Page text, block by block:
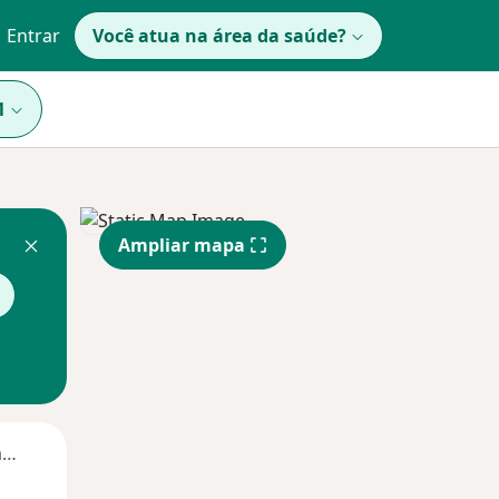
Entrar Você atua na área da saúde?
Segunda-feira
Ampliar mapa